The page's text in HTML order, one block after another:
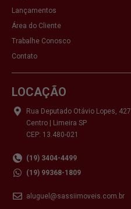
Lançamentos
Área do Cliente
Trabalhe Conosco
Contato
LOCAÇÃO
Rua Deputado Otávio Lopes, 427
Centro | Limeira SP
CEP: 13.480-021
(19) 3404-4499
(19) 99368-1809
aluguel@sassiimoveis.com.br